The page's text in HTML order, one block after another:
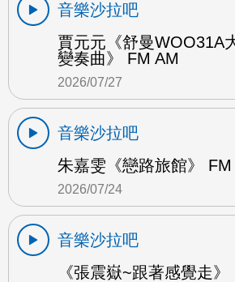
音樂沙拉吧
賈元元《舒曼WOO31A
變奏曲》 FM AM
2026/07/27
音樂沙拉吧
朱嘉雯《戀路旅館》 FM
2026/07/24
音樂沙拉吧
《張震嶽~跟著感覺走》